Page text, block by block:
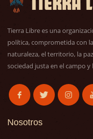
Tierra Libre es una
política, comprometida con
naturaleza, el territorio, la
sociedad justa en el campo y
Nosotros